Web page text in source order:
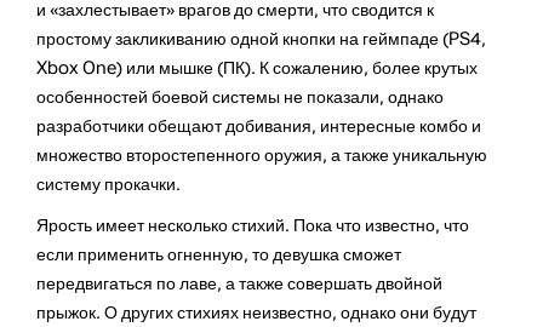
и «захлестывает» врагов до смерти, что сводится к
простому закликиванию одной кнопки на геймпаде (PS4,
Xbox One) или мышке (ПК). К сожалению, более крутых
особенностей боевой системы не показали, однако
разработчики обещают добивания, интересные комбо и
множество второстепенного оружия, а также уникальную
систему прокачки.
Ярость имеет несколько стихий. Пока что известно, что
если применить огненную, то девушка сможет
передвигаться по лаве, а также совершать двойной
прыжок. О других стихиях неизвестно, однако они будут